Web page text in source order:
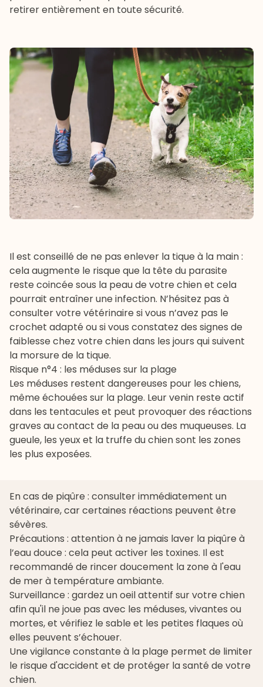
retirer entièrement en toute sécurité.
Il est conseillé de ne pas enlever la tique à la main :
cela augmente le risque que la tête du parasite
reste coincée sous la peau de votre chien et cela
pourrait entraîner une infection. N’hésitez pas à
consulter votre vétérinaire si vous n’avez pas le
crochet adapté ou si vous constatez des signes de
faiblesse chez votre chien dans les jours qui suivent
la morsure de la tique.
Risque n°4 : les méduses sur la plage
Les méduses restent dangereuses pour les chiens,
même échouées sur la plage. Leur venin reste actif
dans les tentacules et peut provoquer des réactions
graves au contact de la peau ou des muqueuses. La
gueule, les yeux et la truffe du chien sont les zones
les plus exposées.
En cas de piqûre : consulter immédiatement un
vétérinaire, car certaines réactions peuvent être
sévères.
Précautions : attention à ne jamais laver la piqûre à
l’eau douce : cela peut activer les toxines. Il est
recommandé de rincer doucement la zone à l'eau
de mer à température ambiante.
Surveillance : gardez un oeil attentif sur votre chien
afin qu'il ne joue pas avec les méduses, vivantes ou
mortes, et vérifiez le sable et les petites flaques où
elles peuvent s’échouer.
Une vigilance constante à la plage permet de limiter
le risque d'accident et de protéger la santé de votre
chien.